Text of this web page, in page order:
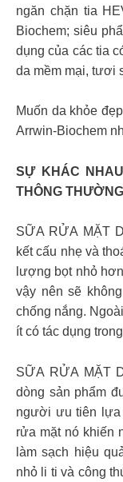
ngăn chặn tia
Biochem; siêu
dụng của các tia
da mềm mại, tươi
Muốn da khỏe
Arrwin-Biochem
SỰ KHÁC
THÔNG
SỮA RỬA MẶT
kết cấu nhẹ và
lượng bọt nhỏ
vậy nên sẽ
chống nắng.
ít có tác dụng
SỮA RỬA MẶT
dòng sản phẩm
người ưu tiên lựa
rửa mặt nó khiến
làm sạch hiệu
nhỏ li ti và công